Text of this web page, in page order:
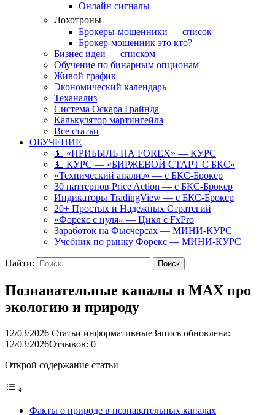
Онлайн сигналы
Лохотроны
Брокеры-мошенники — список
Брокер-мошенник это кто?
Бизнес идеи — списком
Обучение по бинарным опционам
Живой график
Экономический календарь
Теханализ
Система Оскара Грайнда
Калькулятор мартингейла
Все статьи
ОБУЧЕНИЕ
💵 «ПРИБЫЛЬ НА FOREX» — КУРС
💵 КУРС — «БИРЖЕВОЙ СТАРТ С БКС»
«Технический анализ» — с БКС-Брокер
30 паттернов Price Action — с БКС-Брокер
Индикаторы TradingView — с БКС-Брокер
20+ Простых и Надежных Стратегий
«Форекс с нуля» — Цикл с FxPro
Заработок на Фьючерсах — МИНИ-КУРС
Учебник по рынку Форекс — МИНИ-КУРС
Найти:
Познавательные каналы в MAX про
экологию и природу
12/03/2026 Статьи информативныеЗапись обновлена:
12/03/2026Отзывов: 0
Открой содержание статьи
Факты о природе в познавательных каналах